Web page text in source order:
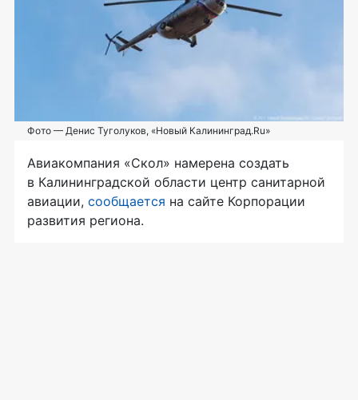
Фото — Денис Туголуков, «Новый Калининград.Ru»
Авиакомпания «Скол» намерена создать
в Калининградской области центр санитарной
авиации, сообщается на сайте Корпорации
развития региона.